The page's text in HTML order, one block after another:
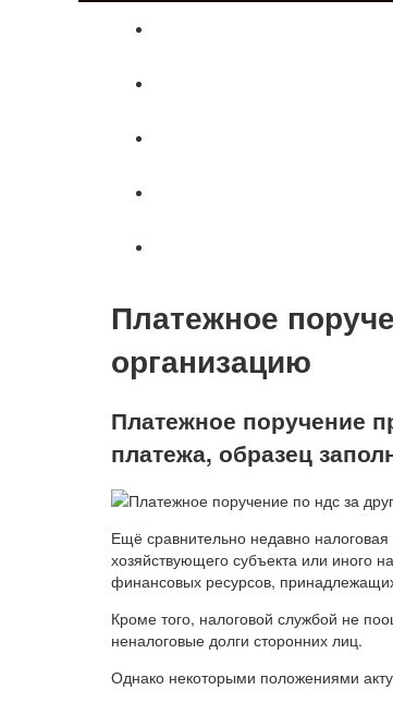
Платежное
организацию
Платежное поручение
платежа, образец
Ещё сравнительно недавно
хозяйствующего субъекта или иного
финансовых ресурсов,
Кроме того, налоговой службой не
неналоговые долги сторонних лиц.
Однако некоторыми положениями